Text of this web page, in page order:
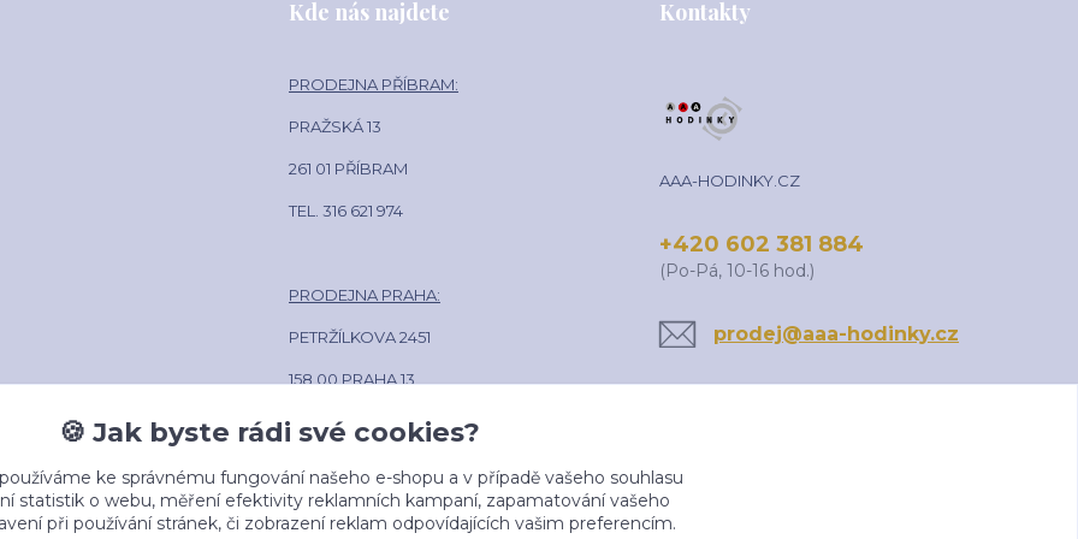
Kde nás najdete
PRODEJNA PŘÍBRAM:
PRAŽSKÁ 13
261 01 PŘÍBRAM
TEL. 316 621 974
PRODEJNA PRAHA:
PETRŽÍLKOVA 2451
158 00 PRAHA 13
POLIKLINIKA LÍPA CENTRUM
Kontakty
AAA-HODINKY.CZ
+420 602 381 884
(Po-Pá, 10-16 hod.)
prodej@aaa-hodinky.cz
🍪 Jak byste rádi své cookies?
ke správnému fungování našeho e-shopu a v případě vašeho souhlasu
statistik o webu, měření efektivity reklamních kampaní, zapamatování vašeho
při používání stránek, či zobrazení reklam odpovídajících vašim preferencím.